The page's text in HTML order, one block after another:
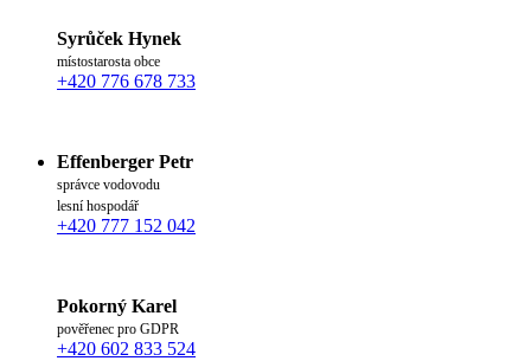
Syrůček Hynek
místostarosta obce
+420 776 678 733
Effenberger Petr
správce vodovodu
lesní hospodář
+420 777 152 042
Pokorný Karel
pověřenec pro GDPR
+420 602 833 524